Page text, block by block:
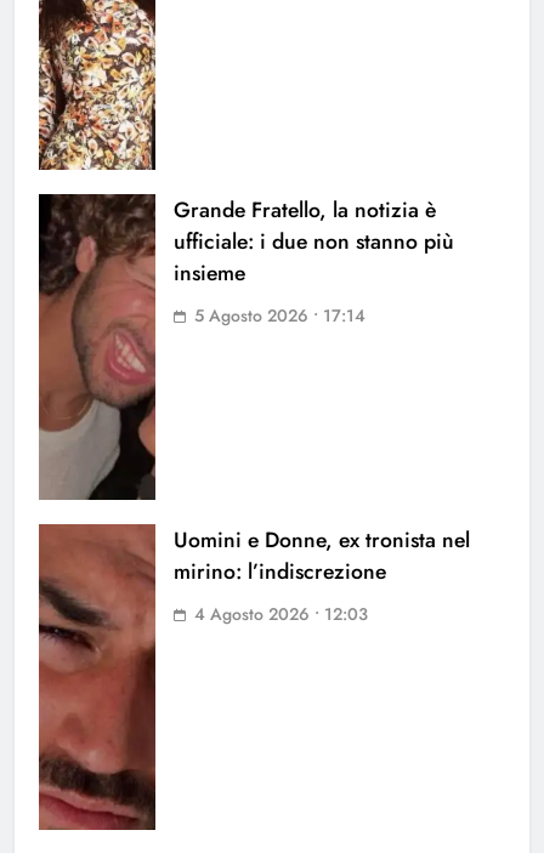
Grande Fratello, la notizia è
ufficiale: i due non stanno più
insieme
5 Agosto 2026 • 17:14
Uomini e Donne, ex tronista nel
mirino: l’indiscrezione
4 Agosto 2026 • 12:03